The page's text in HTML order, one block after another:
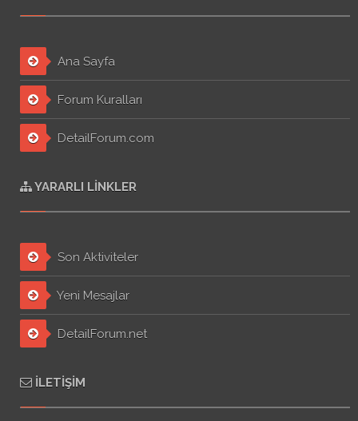
Ana Sayfa
Forum Kuralları
DetailForum.com
YARARLI LINKLER
Son Aktiviteler
Yeni Mesajlar
DetailForum.net
İLETIŞIM